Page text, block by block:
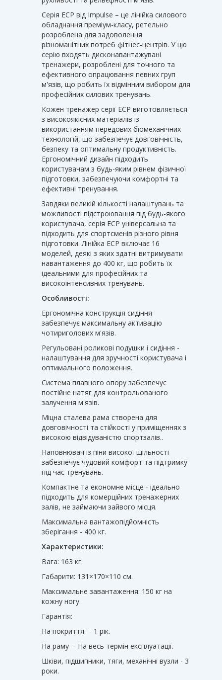
Серія ECP від ​​Impulse – це лінійка силового
обладнання преміум-класу, ретельно
розроблена для задоволення
різноманітних потреб фітнес-центрів. У цю
серію входять дисконавантажувані
тренажери, розроблені для точного та
ефективного опрацювання певних груп
м'язів, що робить їх відмінним вибором для
професійних силових тренувань.
Кожен тренажер серії ECP виготовляється
з високоякісних матеріалів із
використанням передових біомеханічних
технологій, що забезпечує довговічність,
безпеку та оптимальну продуктивність.
Ергономічний дизайн підходить
користувачам з будь-яким рівнем фізичної
підготовки, забезпечуючи комфортні та
ефективні тренування.
Завдяки великій кількості налаштувань та
можливості підстроювання під будь-якого
користувача, серія ECP універсальна та
підходить для спортсменів різного рівня
підготовки. Лінійка ECP включає 16
моделей, деякі з яких здатні витримувати
навантаження до 400 кг, що робить їх
ідеальними для професійних та
високоінтенсивних тренувань.
Особливості:
Ергономічна конструкція сидіння
забезпечує максимальну активацію
чотириголових м'язів.
Регульовані роликові подушки і сидіння -
налаштування для зручності користувача і
оптимального положення.
Система плавного опору забезпечує
постійне натяг для контрольованого
залучення м'язів.
Міцна сталева рама створена для
довговічності та стійкості у приміщеннях з
високою відвідуваністю спортзалів..
Наповнювач із піни високої щільності
забезпечує чудовий комфорт та підтримку
під час тренувань.
Компактне та економне місце - ідеально
підходить для комерційних тренажерних
залів, не займаючи зайвого місця.
Максимальна вантажопідйомність
зберігання - 400 кг.
Характеристики:
Вага: 163 кг.
Габарити: 131×170×110 см.
Максимальне завантаження: 150 кг на
кожну ногу.
Гарантія:
На покриття
- 1 рік.
На раму - На весь термін експлуатації.
Шківи, підшипники, тяги, механічні вузли - 3
роки.